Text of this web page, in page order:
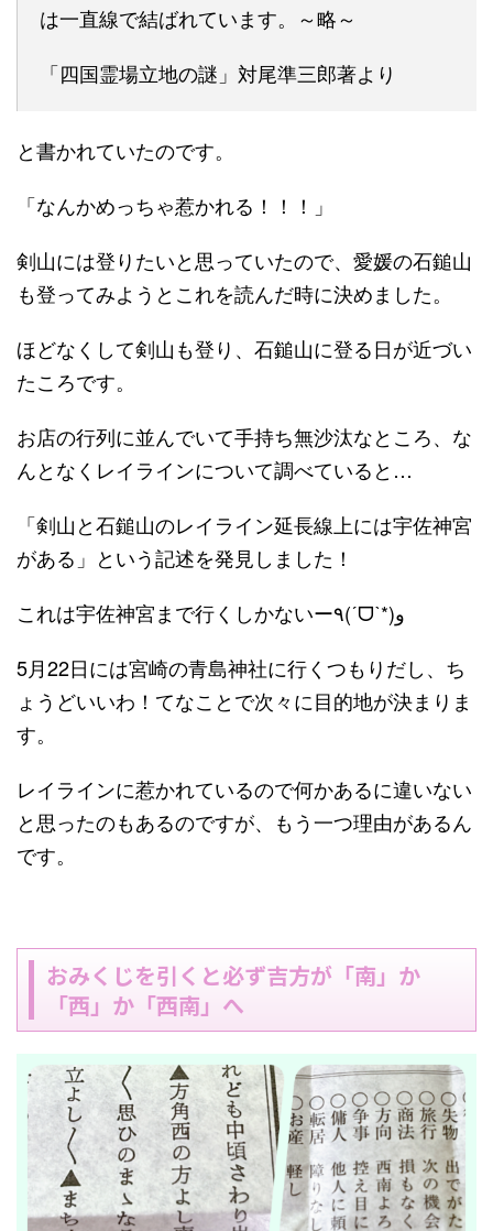
は一直線で結ばれています。～略～
「四国霊場立地の謎」対尾準三郎著より
と書かれていたのです。
「なんかめっちゃ惹かれる！！！」
剣山には登りたいと思っていたので、愛媛の石鎚山
も登ってみようとこれを読んだ時に決めました。
ほどなくして剣山も登り、石鎚山に登る日が近づい
たころです。
お店の行列に並んでいて手持ち無沙汰なところ、な
んとなくレイラインについて調べていると…
「剣山と石鎚山のレイライン延長線上には宇佐神宮
がある」という記述を発見しました！
これは宇佐神宮まで行くしかないー٩(ˊᗜˋ*)و
5月22日には宮崎の青島神社に行くつもりだし、ち
ょうどいいわ！てなことで次々に目的地が決まりま
す。
レイラインに惹かれているので何かあるに違いない
と思ったのもあるのですが、もう一つ理由があるん
です。
おみくじを引くと必ず吉方が「南」か
「西」か「西南」へ